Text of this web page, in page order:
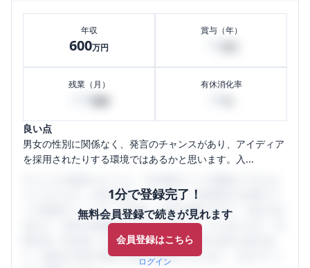
年収
600万円
賞与（年）
残業（月） 有休消化率
良い点
男女の性別に関係なく、発言のチャンスがあり、アイディア
を採用されたりする環境ではあるかと思います。入...
1分で登録完了！
無料会員登録で続きが見れます
会員登録はこちら
ログイン
うになります。SHEHUB(シーハブ)は、女性限定の企業口コ
ミの投稿サイトです。給与面・女性の働きやすさ・会社の評
判など、女性の転職は気にすべき点がたくさんあります。先
輩社員（元社員）の口コミを通して、本当の会社の姿を知
り、将来の不安や現在の悩みを解消するために、ぜひサイト